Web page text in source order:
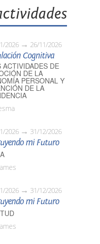
2026 26/11/2026
Cognitiva
ACTIVIDADES DE
DE LA
PERSONAL Y
DE LA
2026 31/12/2026
mi Futuro
2026 31/12/2026
mi Futuro